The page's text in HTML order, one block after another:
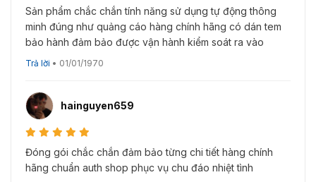
Sản phẩm chắc chắn tính năng sử dụng tự động thông
minh đúng như quảng cáo hàng chính hãng có dán tem
bảo hành đảm bảo được vận hành kiểm soát ra vào
Trả lời • 01/01/1970
hainguyen659
Đóng gói chắc chắn đảm bảo từng chi tiết hàng chính
hãng chuẩn auth shop phục vụ chu đáo nhiệt tình